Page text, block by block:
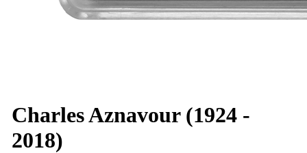
Charles Aznavour (1924 -
2018)